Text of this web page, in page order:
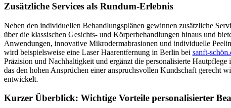
Zusätzliche Services als Rundum-Erlebnis
Neben den individuellen Behandlungsplänen gewinnen zusätzliche
über die klassischen Gesichts- und Körperbehandlungen hinaus und
Anwendungen, innovative Mikrodermabrasionen und individuelle
wird beispielsweise eine Laser Haarentfernung in Berlin bei sanft-
Präzision und Nachhaltigkeit und ergänzt die personalisierte
das den hohen Ansprüchen einer anspruchsvollen Kundschaft gerecht
entwickelt.
Kurzer Überblick: Wichtige Vorteile personalisierter